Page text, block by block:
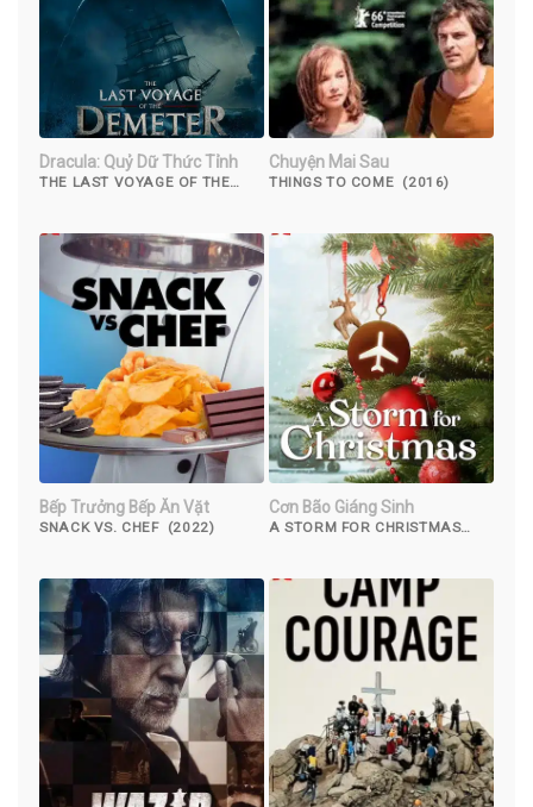
Dracula: Quỷ Dữ Thức Tỉnh
THE LAST VOYAGE OF THE
Chuyện Mai Sau
THINGS TO COME (2016)
Bếp Trưởng Bếp Ăn Vặt
SNACK VS. CHEF (2022)
Cơn Bão Giáng Sinh
A STORM FOR CHRISTMAS